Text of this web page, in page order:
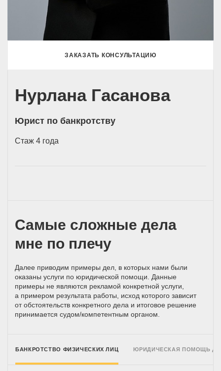
ЗАКАЗАТЬ КОНСУЛЬТАЦИЮ
Нурлана Гасанова
Юрист по банкротству
Стаж 4 года
Самые сложные дела
мне по плечу
Далее приводим примеры дел, в которых нами были
оказаны услуги по юридической помощи. Данные
примеры не являются рекламой конкретной услуги,
а примером результата работы, исход которого зависит
от обстоятельств конкретного дела и итоговое решение
принимается судом/компетентным органом.
БАНКРОТСТВО ФИЗИЧЕСКИХ ЛИЦ ЮРИДИЧЕСКАЯ ПОМОЩЬ